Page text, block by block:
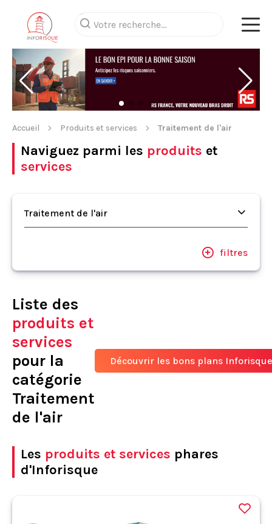
Accueil Produits et services Traitement de l'air
Naviguez parmi les produits et
services
Traitement de l'air
filtres
Liste des
produits et
services
pour la
catégorie
Traitement
de l'air
Découvrir les bons plans Inforisque
Les produits et services phares
d'Inforisque